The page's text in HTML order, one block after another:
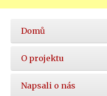
Hlavní
nabídka
Domů
O projektu
Napsali o nás